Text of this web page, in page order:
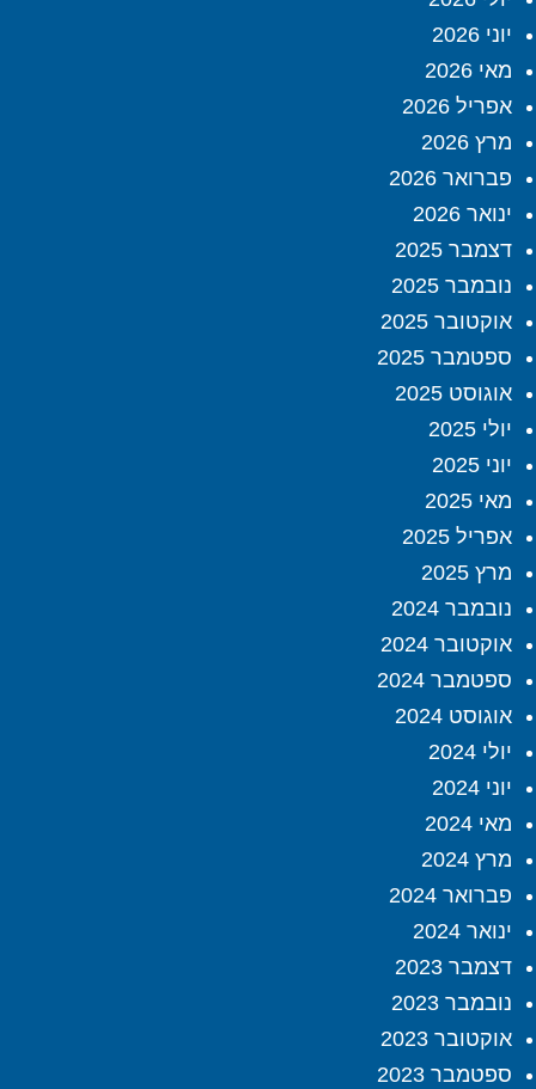
יוני 2026
מאי 2026
אפריל 2026
מרץ 2026
פברואר 2026
ינואר 2026
דצמבר 2025
נובמבר 2025
אוקטובר 2025
ספטמבר 2025
אוגוסט 2025
יולי 2025
יוני 2025
מאי 2025
אפריל 2025
מרץ 2025
נובמבר 2024
אוקטובר 2024
ספטמבר 2024
אוגוסט 2024
יולי 2024
יוני 2024
מאי 2024
מרץ 2024
פברואר 2024
ינואר 2024
דצמבר 2023
נובמבר 2023
אוקטובר 2023
ספטמבר 2023